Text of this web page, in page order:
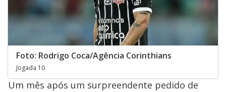
Foto: Rodrigo Coca/Agência Corinthians
Jogada 10
Um mês após um surpreendente pedido de